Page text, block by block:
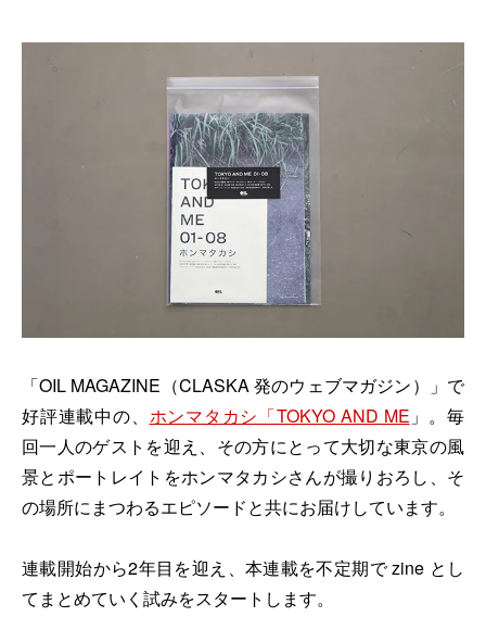
「OIL MAGAZINE（CLASKA 発のウェブマガジン）」で
好評連載中の、 ホンマタカシ「TOKYO AND ME 」。毎
回一人のゲストを迎え、その方にとって大切な東京の風
景とポートレイトをホンマタカシさんが撮りおろし、そ
の場所にまつわるエピソードと共にお届けしています。
連載開始から2年目を迎え、本連載を不定期で zine とし
てまとめていく試みをスタートします。